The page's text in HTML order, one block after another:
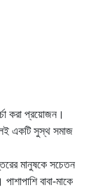
করা প্রয়োজন।
একটি সুস্থ সমাজ
মানুষকে সচেতন
বাবা-মাকে